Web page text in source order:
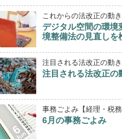
これからの法改正の動き
デジタル空間の環境
境整備法の見直しを
注目される法改正の動き
注目される法改正の
事務ごよみ【経理・税務
6月の事務ごよみ